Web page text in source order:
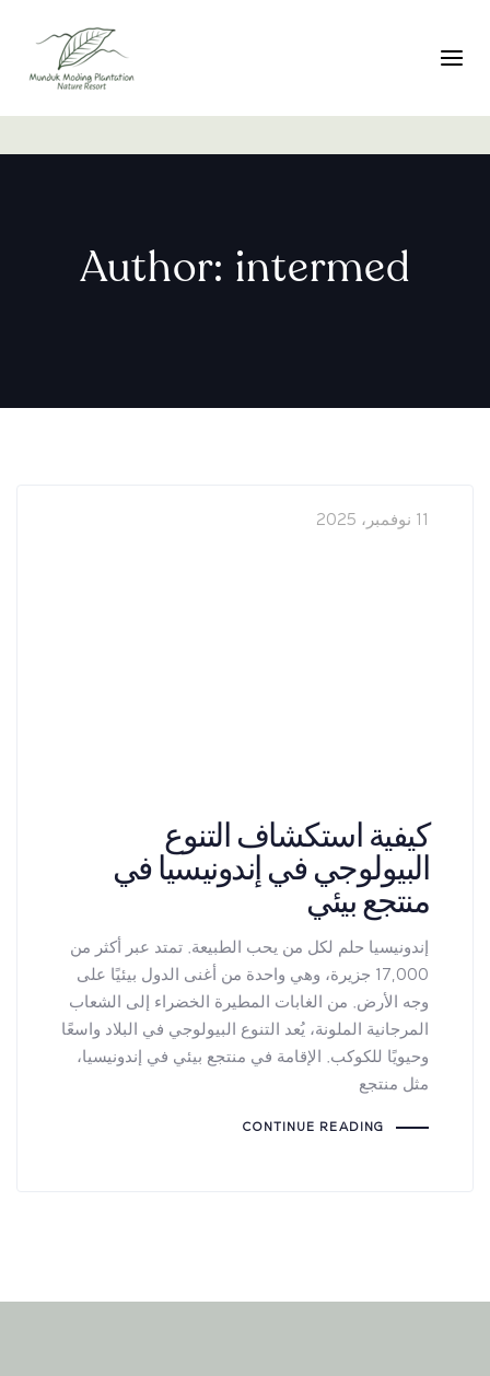
تبديل التنقل
Author: intermed
11 نوفمبر، 2025
كيفية استكشاف التنوع
البيولوجي في إندونيسيا في
منتجع بيئي
إندونيسيا حلم لكل من يحب الطبيعة. تمتد عبر أكثر من
17,000 جزيرة، وهي واحدة من أغنى الدول بيئيًا على
وجه الأرض. من الغابات المطيرة الخضراء إلى الشعاب
المرجانية الملونة، يُعد التنوع البيولوجي في البلاد واسعًا
وحيويًا للكوكب. الإقامة في منتجع بيئي في إندونيسيا،
مثل منتجع
CONTINUE READING